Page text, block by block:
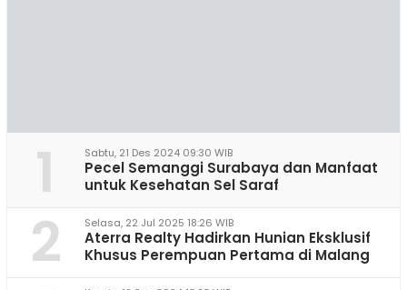
1 Sabtu, 21 Des 2024 09:30 WIB
Pecel Semanggi Surabaya dan Manfaat
untuk Kesehatan Sel Saraf
2 Selasa, 22 Jul 2025 18:26 WIB
Aterra Realty Hadirkan Hunian Eksklusif
Khusus Perempuan Pertama di Malang